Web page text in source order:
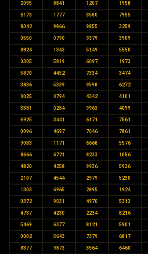
2095 8841 1207 1958
6173 1777 3580 7955
8342 9866 9855 3259
0550 0790 9379 3909
8824 1343 5149 5550
0305 5819 6097 1973
5870 4452 7334 3474
3836 5339 9598 6272
0025 0794 4342 4101
3381 0284 9963 4099
6925 3441 6171 7561
0096 4697 7046 7861
9083 1171 6668 5576
8666 6721 8233 1056
4820 4258 9936 5936
2107 4544 2979 5230
1303 6965 2895 1924
0372 9031 4970 5313
4737 4230 2234 8216
5469 6377 8121 5901
0002 5643 7379 6817
8377 9873 3564 6460